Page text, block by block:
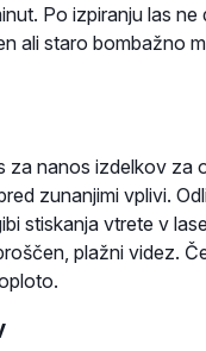
Po izpiranju las
ali staro bombažno
za nanos izdelkov za
zunanjimi vplivi.
stiskanja vtrete v
plažni videz.